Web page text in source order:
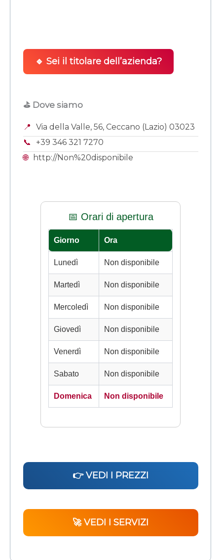
🔹 Sei il titolare dell’azienda?
⛳ Dove siamo
📍
Via della Valle, 56, Ceccano (Lazio) 03023
📞
+39 346 321 7270
🌐
http://Non%20disponibile
📅 Orari di apertura
Giorno Ora
Lunedì Non disponibile
Martedì Non disponibile
Mercoledì Non disponibile
Giovedì Non disponibile
Venerdì Non disponibile
Sabato Non disponibile
Domenica Non disponibile
👉 VEDI I PREZZI
🚀 VEDI I SERVIZI